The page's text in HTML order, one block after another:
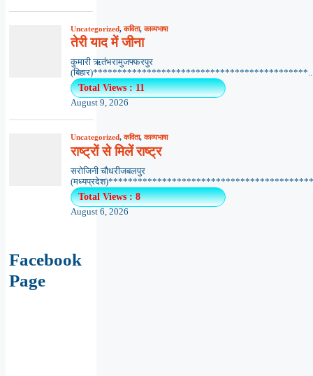
Uncategorized,कविता,काव्यभाषा
तेरी याद में जीना
कुमारी ऋतंभरामुजफ्फरपुर
Total Views : 11
August 9, 2026
Uncategorized,कविता,काव्यभाषा
राष्ट्रों से मिलें राष्ट्र
सरोजिनी चौधरीजबलपुर
Total Views : 8
August 6, 2026
Facebook
Page